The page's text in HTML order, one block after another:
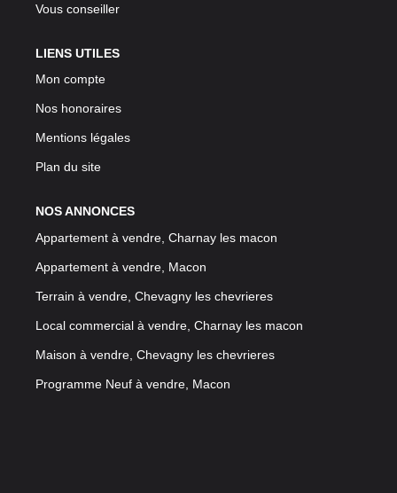
Vous conseiller
LIENS UTILES
Mon compte
Nos honoraires
Mentions légales
Plan du site
NOS ANNONCES
Appartement à vendre, Charnay les macon
Appartement à vendre, Macon
Terrain à vendre, Chevagny les chevrieres
Local commercial à vendre, Charnay les macon
Maison à vendre, Chevagny les chevrieres
Programme Neuf à vendre, Macon